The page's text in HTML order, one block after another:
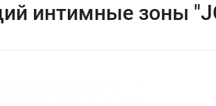
интимные зоны